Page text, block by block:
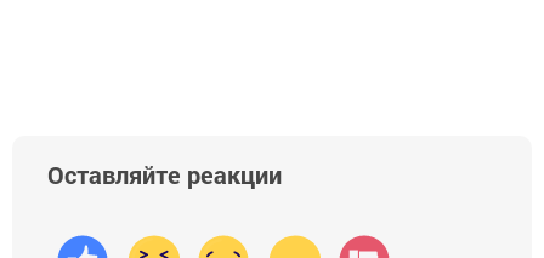
Оставляйте реакции